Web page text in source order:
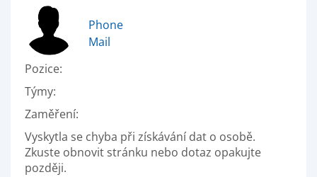
Phone
Mail
Pozice:
Týmy:
Zaměření:
Vyskytla se chyba při získávání dat o osobě.
Zkuste obnovit stránku nebo dotaz opakujte
později.